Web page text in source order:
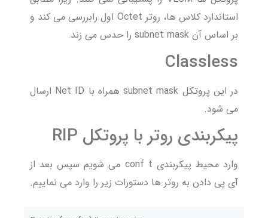
استاندارد کلاس ها، روتر Octet اول رابررسی می کند و
بر اساس آن subnet mask را حدس می زند.
Classless
در این پروتکل subnet mask همراه با Net ID ارسال
می شود.
پیکربندی روتر با پروتکل RIP
وارد محیط پیکربندی conf t می شویم سپس بعد از
آی پی دادن به روتر ها دستورات زیر را وارد می نماییم.